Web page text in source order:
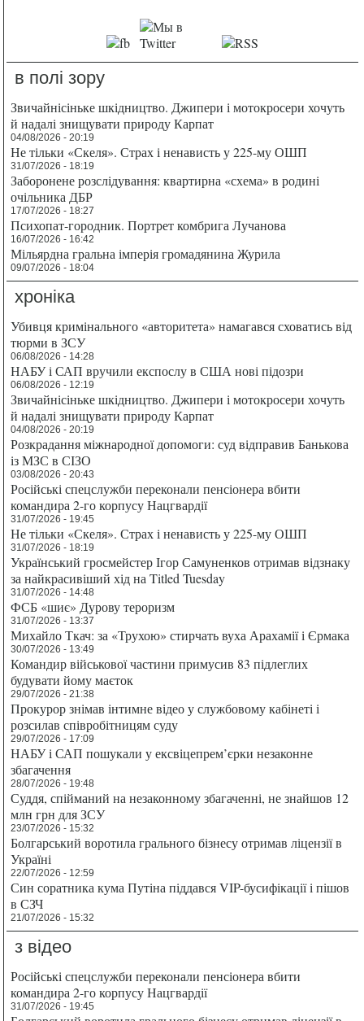
в полі зору
Звичайнісіньке шкідництво. Джипери і мотокросери хочуть
й надалі знищувати природу Карпат
04/08/2026 - 20:19
Не тільки «Скеля». Страх і ненависть у 225-му ОШП
31/07/2026 - 18:19
Заборонене розслідування: квартирна «схема» в родині
очільника ДБР
17/07/2026 - 18:27
Психопат-городник. Портрет комбрига Лучанова
16/07/2026 - 16:42
Мільярдна гральна імперія громадянина Журила
09/07/2026 - 18:04
хроніка
Убивця кримінального «авторитета» намагався сховатись від
тюрми в ЗСУ
06/08/2026 - 14:28
НАБУ і САП вручили експослу в США нові підозри
06/08/2026 - 12:19
Звичайнісіньке шкідництво. Джипери і мотокросери хочуть
й надалі знищувати природу Карпат
04/08/2026 - 20:19
Розкрадання міжнародної допомоги: суд відправив Банькова
із МЗС в СІЗО
03/08/2026 - 20:43
Російські спецслужби переконали пенсіонера вбити
командира 2-го корпусу Нацгвардії
31/07/2026 - 19:45
Не тільки «Скеля». Страх і ненависть у 225-му ОШП
31/07/2026 - 18:19
Український гросмейстер Ігор Самуненков отримав відзнаку
за найкрасивіший хід на Titled Tuesday
31/07/2026 - 14:48
ФСБ «шиє» Дурову тероризм
31/07/2026 - 13:37
Михайло Ткач: за «Трухою» стирчать вуха Арахамії і Єрмака
30/07/2026 - 13:49
Командир військової частини примусив 83 підлеглих
будувати йому маєток
29/07/2026 - 21:38
Прокурор знімав інтимне відео у службовому кабінеті і
розсилав співробітницям суду
29/07/2026 - 17:09
НАБУ і САП пошукали у ексвіцепрем’єрки незаконне
збагачення
28/07/2026 - 19:48
Суддя, спійманий на незаконному збагаченні, не знайшов 12
млн грн для ЗСУ
23/07/2026 - 15:32
Болгарський воротила грального бізнесу отримав ліцензії в
Україні
22/07/2026 - 12:59
Син соратника кума Путіна піддався VIP-бусифікації і пішов
в СЗЧ
21/07/2026 - 15:32
з відео
Російські спецслужби переконали пенсіонера вбити
командира 2-го корпусу Нацгвардії
31/07/2026 - 19:45